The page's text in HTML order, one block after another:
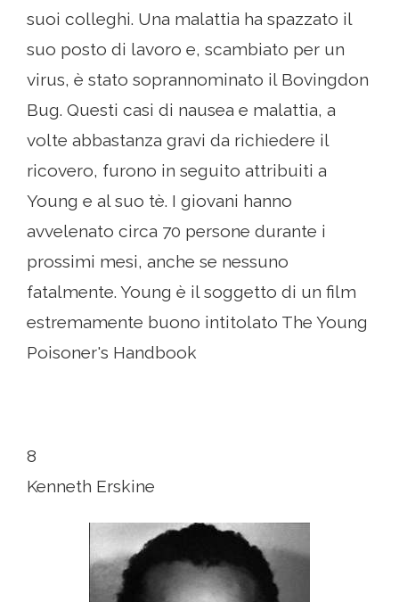
suoi colleghi. Una malattia ha spazzato il
suo posto di lavoro e, scambiato per un
virus, è stato soprannominato il Bovingdon
Bug. Questi casi di nausea e malattia, a
volte abbastanza gravi da richiedere il
ricovero, furono in seguito attribuiti a
Young e al suo tè. I giovani hanno
avvelenato circa 70 persone durante i
prossimi mesi, anche se nessuno
fatalmente. Young è il soggetto di un film
estremamente buono intitolato The Young
Poisoner's Handbook
8
Kenneth Erskine